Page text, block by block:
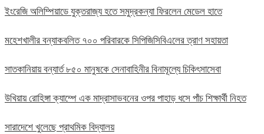
ইংরেজি অলিম্পিয়াডে যুক্তরাজ্য হতে সমুদ্রকন্যা ফিরলেন মেডেল হাতে
মহেশখালীর বন্যাকবলিত ৭০০ পরিবারকে সিপিজিসিবিএলের ত্রাণ সহায়তা
সাতকানিয়ায় বন্যার্ত ৮৫০ মানুষকে সেনাবাহিনীর বিনামূল্যে চিকিৎসাসেবা
উখিয়ায় রোহিঙ্গা ক্যাম্পে এক মাদ্রাসাভবনের ওপর পাহাড় ধসে পাঁচ শিক্ষার্থী নিহত
সারাদেশে খুলেছে প্রাথমিক বিদ্যালয়